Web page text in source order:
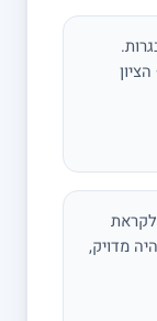
לקראת
מדויק,